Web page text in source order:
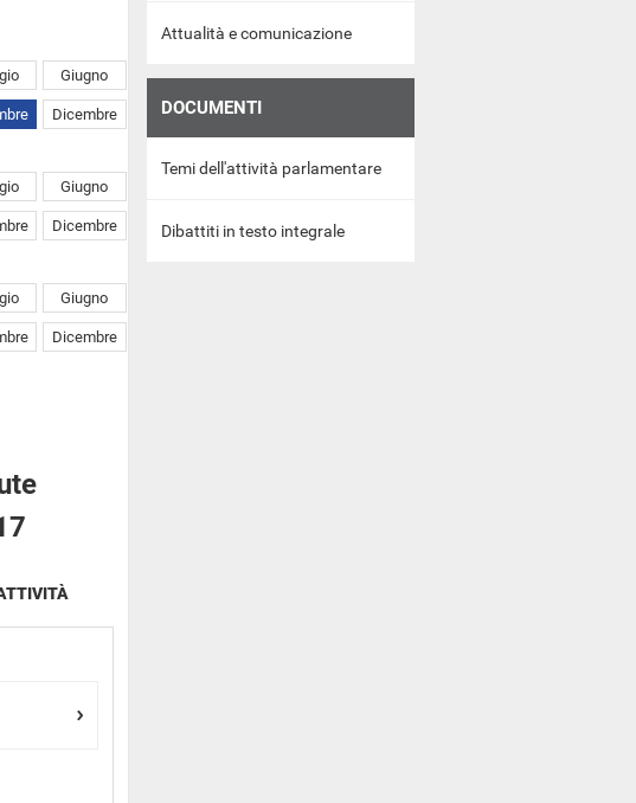
Giugno
Dicembre
Giugno
Dicembre
Giugno
Dicembre
Attualità e comunicazione
DOCUMENTI
Temi dell'attività parlamentare
Dibattiti in testo integrale